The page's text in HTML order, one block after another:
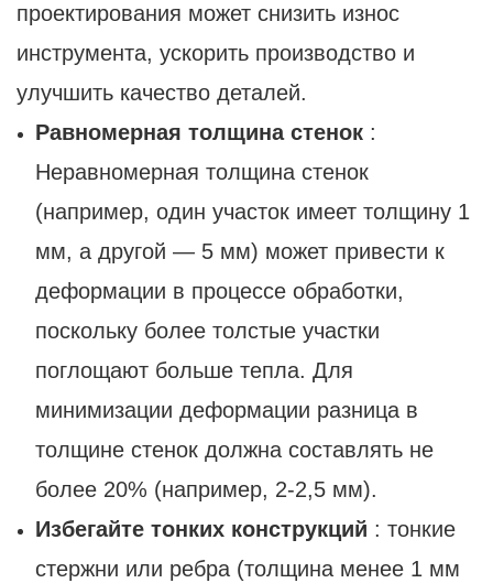
проектирования может снизить износ
инструмента, ускорить производство и
улучшить качество деталей.
Равномерная толщина стенок :
Неравномерная толщина стенок
(например, один участок имеет толщину 1
мм, а другой — 5 мм) может привести к
деформации в процессе обработки,
поскольку более толстые участки
поглощают больше тепла. Для
минимизации деформации разница в
толщине стенок должна составлять не
более 20% (например, 2-2,5 мм).
Избегайте тонких конструкций : тонкие
стержни или ребра (толщина менее 1 мм